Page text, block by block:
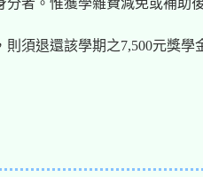
者。惟獲學雜費減免或補助
須退還該學期之7,500元獎學